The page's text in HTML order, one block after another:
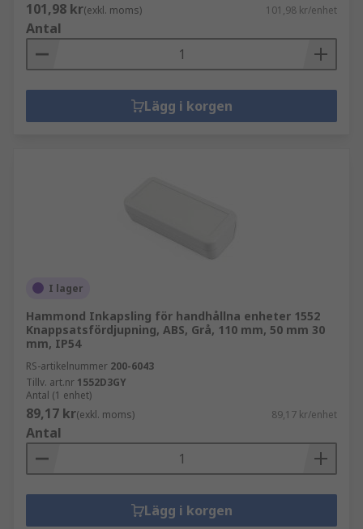
101,98 kr(exkl. moms) 101,98 kr/enhet
Antal
Lägg i korgen
I lager
Hammond Inkapsling för handhållna enheter 1552
Knappsatsfördjupning, ABS, Grå, 110 mm, 50 mm 30
mm, IP54
RS-artikelnummer 200-6043
Tillv. art.nr 1552D3GY
Antal (1 enhet)
89,17 kr(exkl. moms) 89,17 kr/enhet
Antal
Lägg i korgen